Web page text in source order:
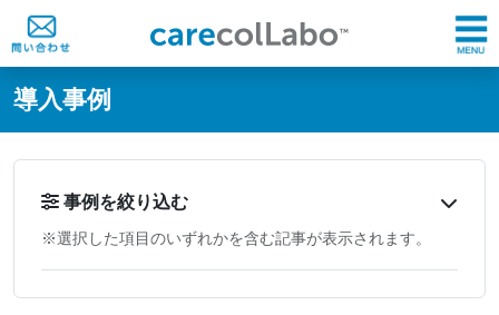
@ -0,0 +1,60 @@
導入事例
事例を絞り込む
※選択した項目のいずれかを含む記事が表示されます。